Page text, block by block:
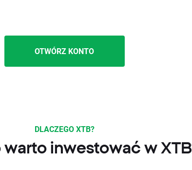
OTWÓRZ KONTO
DLACZEGO XTB?
inwestować w